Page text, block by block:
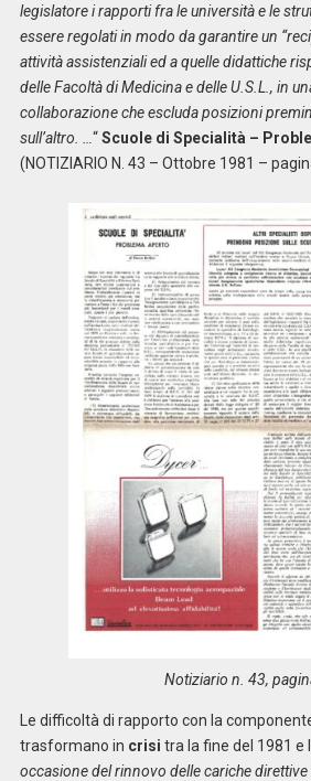
legislatore i rapporti fra le università e le
essere regolati in modo da garantire un
attività assistenziali ed a quelle didattiche
delle Facoltà di Medicina e delle U.S.L., in
collaborazione che escluda posizioni
sull’altro. … “Scuole di Specialità –
(NOTIZIARIO N. 43 – Ottobre 1981 –
Notiziario n. 43,
Le difficoltà di rapporto con la
trasformano in crisi tra la fine del 1981 e
occasione del rinnovo delle cariche